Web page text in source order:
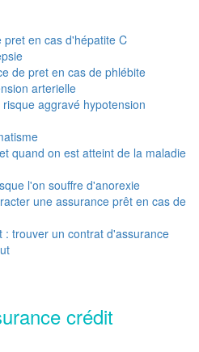
en cas d'hépatite C
de pret en cas de phlébite
arterielle
aggravé hypotension
quand on est atteint de la maladie
l'on souffre d'anorexie
une assurance prêt en cas de
: trouver un contrat d'assurance
crédit